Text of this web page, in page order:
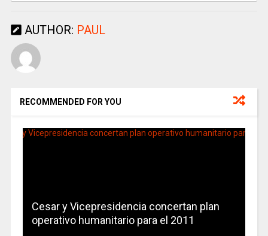
AUTHOR: PAUL
RECOMMENDED FOR YOU
Cesar y Vicepresidencia concertan plan
operativo humanitario para el 2011